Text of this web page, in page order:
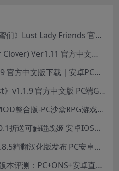
《乔甜和她汹涌的闺蜜们》Lust Lady Friends 官方中文版 SLG模拟经营游戏｜角色情感互动｜动态画面
夏色四叶草(Summer Clover) Ver1.11 官方中文版：全CG无修+动态互动SLG游戏下载
特工17 Agent V0.25.9 官方中文版下载｜安卓PC双端｜附存档赞助码
《欲之梦 Dream Lust》v1.1.9 官方中文版 PC端Galgame推荐
星露谷物语V1.6.15 MOD整合版-PC沙盒RPG游戏STEAM官中+200款美化MOD
战火使命手游公测：0.1折送可触碰战姬 安卓IOS双端互通中文版
永恒世界 Eternum 0.8.5精翻汉化版发布 PC安卓双端 SLG游戏
《妹的日记》全平台版本评测：PC+ONS+安卓直装养成游戏体验